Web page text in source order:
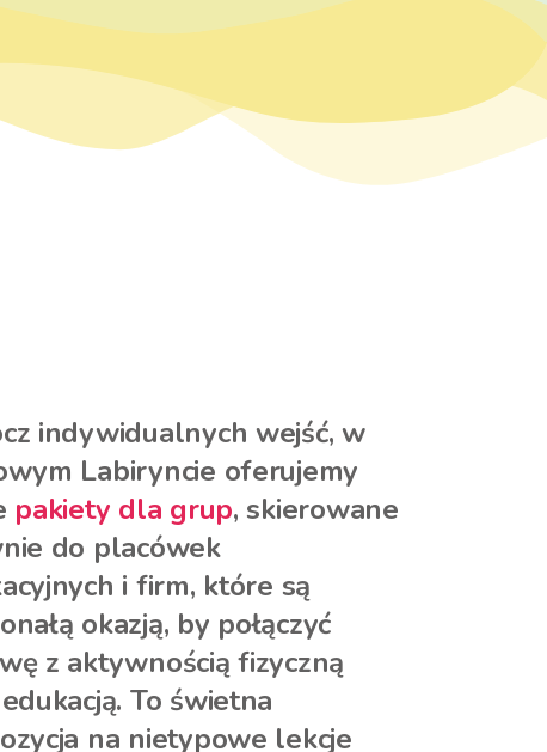
indywidualnych wejść, w
Labiryncie oferujemy
pakiety dla grup, skierowane
do placówek
i firm, które są
okazją, by połączyć
z aktywnością fizyczną
To świetna
na nietypowe lekcje